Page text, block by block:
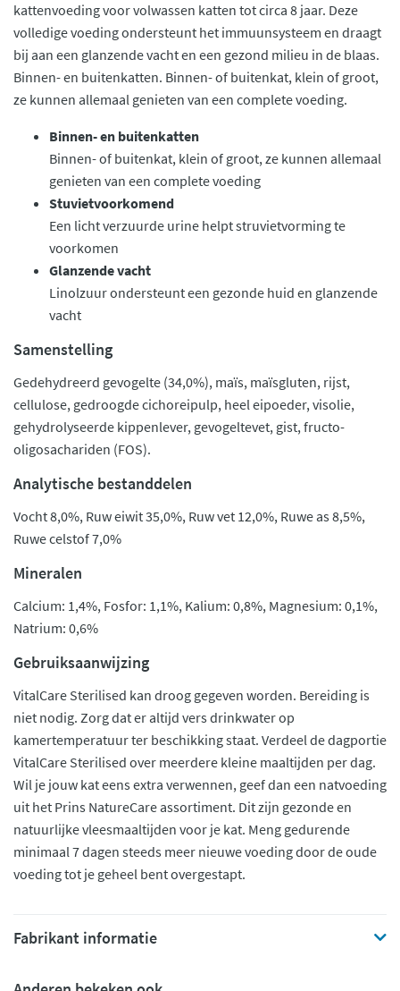
kattenvoeding voor volwassen katten tot circa 8 jaar. Deze
volledige voeding ondersteunt het immuunsysteem en draagt
bij aan een glanzende vacht en een gezond milieu in de blaas.
Binnen- en buitenkatten. Binnen- of buitenkat, klein of groot,
ze kunnen allemaal genieten van een complete voeding.
Binnen- en buitenkatten
Binnen- of buitenkat, klein of groot, ze kunnen allemaal
genieten van een complete voeding
Stuvietvoorkomend
Een licht verzuurde urine helpt struvietvorming te
voorkomen
Glanzende vacht
Linolzuur ondersteunt een gezonde huid en glanzende
vacht
Samenstelling
Gedehydreerd gevogelte (34,0%), maïs, maïsgluten, rijst,
cellulose, gedroogde cichoreipulp, heel eipoeder, visolie,
gehydrolyseerde kippenlever, gevogeltevet, gist, fructo-
oligosachariden (FOS).
Analytische bestanddelen
Vocht 8,0%, Ruw eiwit 35,0%, Ruw vet 12,0%, Ruwe as 8,5%,
Ruwe celstof 7,0%
Mineralen
Calcium: 1,4%, Fosfor: 1,1%, Kalium: 0,8%, Magnesium: 0,1%,
Natrium: 0,6%
Gebruiksaanwijzing
VitalCare Sterilised kan droog gegeven worden. Bereiding is
niet nodig. Zorg dat er altijd vers drinkwater op
kamertemperatuur ter beschikking staat. Verdeel de dagportie
VitalCare Sterilised over meerdere kleine maaltijden per dag.
Wil je jouw kat eens extra verwennen, geef dan een natvoeding
uit het Prins NatureCare assortiment. Dit zijn gezonde en
natuurlijke vleesmaaltijden voor je kat. Meng gedurende
minimaal 7 dagen steeds meer nieuwe voeding door de oude
voeding tot je geheel bent overgestapt.
Fabrikant informatie